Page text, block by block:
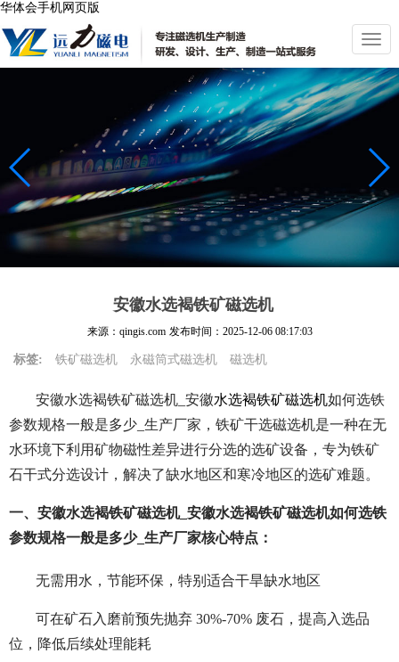
华体会手机网页版
切
换
导
航
安徽水选褐铁矿磁选机
来源：qingis.com 发布时间： 2025-12-06 08:17:03
标签: 铁矿磁选机 永磁筒式磁选机 磁选机
安徽水选褐铁矿磁选机_安徽水选褐铁矿磁选机如何选铁
参数规格一般是多少_生产厂家，铁矿干选磁选机是一种在无
水环境下利用矿物磁性差异进行分选的选矿设备，专为铁矿
石干式分选设计，解决了缺水地区和寒冷地区的选矿难题。
一、安徽水选褐铁矿磁选机_安徽水选褐铁矿磁选机如何选铁
参数规格一般是多少_生产厂家核心特点：
无需用水，节能环保，特别适合干旱缺水地区
可在矿石入磨前预先抛弃 30%-70% 废石，提高入选品
位，降低后续处理能耗